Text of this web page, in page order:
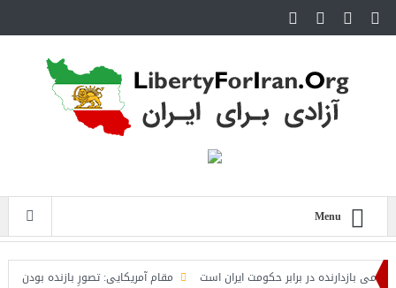
Menu
در برابر حکومت ایران است مقام آمریکایی: تصورِ بازنده بودن برای